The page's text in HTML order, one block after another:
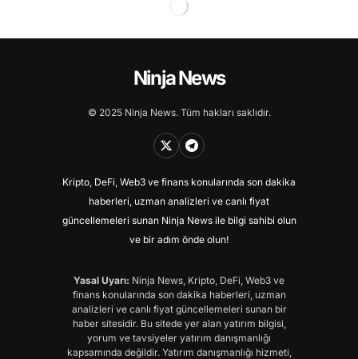
Ninja News
© 2025 Ninja News. Tüm hakları saklıdır.
Kripto, DeFi, Web3 ve finans konularında son dakika
haberleri, uzman analizleri ve canlı fiyat
güncellemeleri sunan Ninja News ile bilgi sahibi olun
ve bir adım önde olun!
Yasal Uyarı: Ninja News, Kripto, DeFi, Web3 ve
finans konularında son dakika haberleri, uzman
analizleri ve canlı fiyat güncellemeleri sunan bir
haber sitesidir. Bu sitede yer alan yatırım bilgisi,
yorum ve tavsiyeler yatırım danışmanlığı
kapsamında değildir. Yatırım danışmanlığı hizmeti,